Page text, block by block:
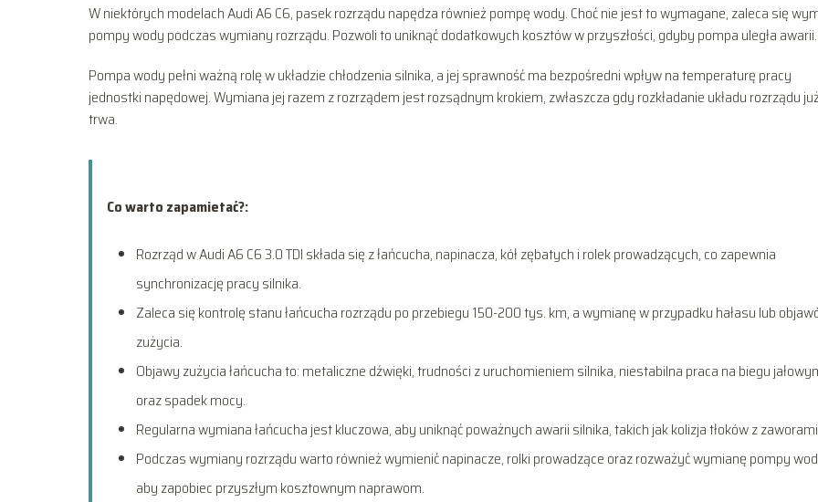
W niektórych modelach Audi A6 C6, pasek rozrządu napędza również pompę wody. Choć nie jest to wymagane, zaleca się
pompy wody podczas wymiany rozrządu. Pozwoli to uniknąć dodatkowych kosztów w przyszłości, gdyby pompa uległa awarii.
Pompa wody pełni ważną rolę w układzie chłodzenia silnika, a jej sprawność ma bezpośredni wpływ na temperaturę pracy
jednostki napędowej. Wymiana jej razem z rozrządem jest rozsądnym krokiem, zwłaszcza gdy rozkładanie układu rozrządu
trwa.
Co warto zapamietać?:
Rozrząd w Audi A6 C6 3.0 TDI składa się z łańcucha, napinacza, kół zębatych i rolek prowadzących, co zapewnia
synchronizację pracy silnika.
Zaleca się kontrolę stanu łańcucha rozrządu po przebiegu 150-200 tys. km, a wymianę w przypadku hałasu lub
zużycia.
Objawy zużycia łańcucha to: metaliczne dźwięki, trudności z uruchomieniem silnika, niestabilna praca na biegu
oraz spadek mocy.
Regularna wymiana łańcucha jest kluczowa, aby uniknąć poważnych awarii silnika, takich jak kolizja tłoków z
Podczas wymiany rozrządu warto również wymienić napinacze, rolki prowadzące oraz rozważyć wymianę pompy
aby zapobiec przyszłym kosztownym naprawom.